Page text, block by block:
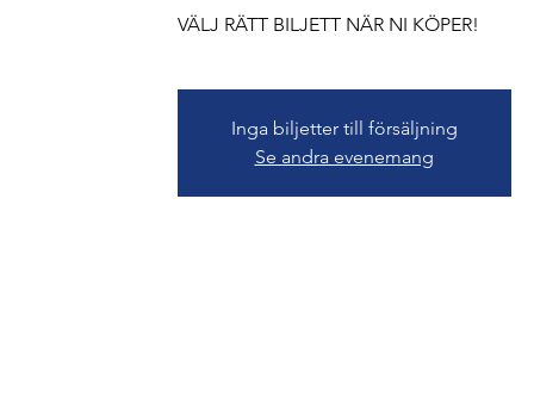
VÄLJ RÄTT BILJETT NÄR NI KÖPER!
Inga biljetter till försäljning
Se andra evenemang